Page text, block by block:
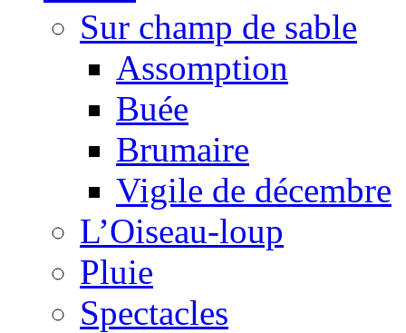
Sur champ de sable
Assomption
Buée
Brumaire
Vigile de décembre
L’Oiseau-loup
Pluie
Spectacles